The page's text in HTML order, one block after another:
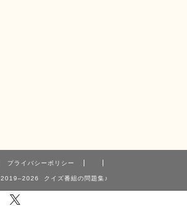
プライバシーポリシー
2019–2026 クイズ番組の問題集♪